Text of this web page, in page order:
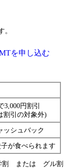
。
を申し込む
円割引
割引の対象外)
ッシュバック
が食べられます
割 または グル割